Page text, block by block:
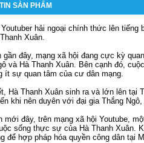
SẢN PHẨM
Youtuber hải ngoại chính thức lên
Xuân.
gần đây, mạng xã hội đang cực kỳ
và Hà Thanh Xuân. Bên cạnh đó,
ít sự quan tâm của cư dân mạng.
Hà Thanh Xuân sinh ra và lớn lên tại
khi nên duyên với đại gia Thắng
mới đây, trên mạng xã hội Youtube,
sống thực sự của Hà Thanh Xuân.
để hợp pháp hóa quyền công dân tại